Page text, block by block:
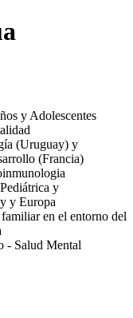
y Adolescentes
(Uruguay) y
(Francia)
y
y Europa
en el entorno del
- Salud Mental